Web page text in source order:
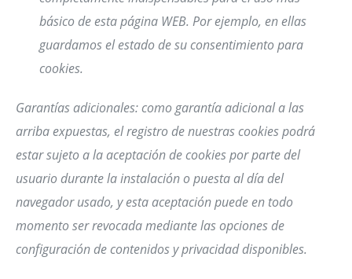
básico de esta página WEB. Por ejemplo, en ellas
guardamos el estado de su consentimiento para
cookies.
Garantías adicionales: como garantía adicional a las
arriba expuestas, el registro de nuestras cookies podrá
estar sujeto a la aceptación de cookies por parte del
usuario durante la instalación o puesta al día del
navegador usado, y esta aceptación puede en todo
momento ser revocada mediante las opciones de
configuración de contenidos y privacidad disponibles.